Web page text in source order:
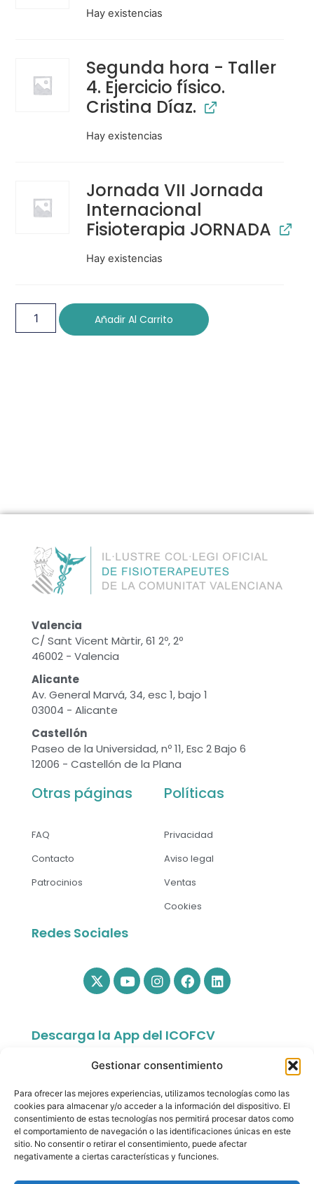
Gestionar consentimiento
Para ofrecer las mejores experiencias, utilizamos tecnologías como las
cookies para almacenar y/o acceder a la información del dispositivo. El
consentimiento de estas tecnologías nos permitirá procesar datos como
el comportamiento de navegación o las identificaciones únicas en este
sitio. No consentir o retirar el consentimiento, puede afectar
negativamente a ciertas características y funciones.
Hay existencias
Segunda hora - Taller
4. Ejercicio físico.
Cristina Díaz.
Hay existencias
Jornada VII Jornada
Internacional
Fisioterapia JORNADA
Hay existencias
Añadir Al Carrito
Valencia
C/ Sant Vicent Màrtir, 61 2º, 2º
46002 - Valencia
Alicante
Av. General Marvá, 34, esc 1, bajo 1
03004 - Alicante
Castellón
Paseo de la Universidad, nº 11, Esc 2 Bajo 6
12006 - Castellón de la Plana
Otras páginas
FAQ
Contacto
Patrocinios
Políticas
Privacidad
Aviso legal
Ventas
Cookies
Redes Sociales
Descarga la App del ICOFCV
app.colfisiocv.com